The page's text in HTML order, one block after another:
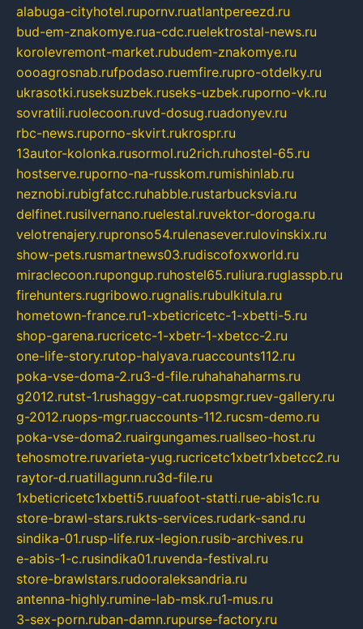
alabuga-cityhotel.rupornv.ruatlantpereezd.ru
bud-em-znakomye.rua-cdc.ruelektrostal-news.ru
korolevremont-market.rubudem-znakomye.ru
oooagrosnab.rufpodaso.ruemfire.rupro-otdelky.ru
ukrasotki.ruseksuzbek.ruseks-uzbek.ruporno-vk.ru
sovratili.ruolecoon.ruvd-dosug.ruadonyev.ru
rbc-news.ruporno-skvirt.rukrospr.ru
13autor-kolonka.rusormol.ru2rich.ruhostel-65.ru
hostserve.ruporno-na-russkom.rumishinlab.ru
neznobi.rubigfatcc.ruhabble.rustarbucksvia.ru
delfinet.rusilvernano.ruelestal.ruvektor-doroga.ru
velotrenajery.rupronso54.rulenasever.rulovinskix.ru
show-pets.rusmartnews03.rudiscofoxworld.ru
miraclecoon.rupongup.ruhostel65.ruliura.ruglasspb.ru
firehunters.rugribowo.rugnalis.rubulkitula.ru
hometown-france.ru1-xbeticricetc-1-xbetti-5.ru
shop-garena.rucricetc-1-xbetr-1-xbetcc-2.ru
one-life-story.rutop-halyava.ruaccounts112.ru
poka-vse-doma-2.ru3-d-file.ruhahahaharms.ru
g2012.rutst-1.rushaggy-cat.ruopsmgr.ruev-gallery.ru
g-2012.ruops-mgr.ruaccounts-112.rucsm-demo.ru
poka-vse-doma2.ruairgungames.ruallseo-host.ru
tehosmotre.ruvarieta-yug.rucricetc1xbetr1xbetcc2.ru
raytor-d.ruatillagunn.ru3d-file.ru
1xbeticricetc1xbetti5.ruuafoot-statti.rue-abis1c.ru
store-brawl-stars.rukts-services.rudark-sand.ru
sindika-01.rusp-life.rux-legion.rusib-archives.ru
e-abis-1-c.rusindika01.ruvenda-festival.ru
store-brawlstars.rudooraleksandria.ru
antenna-highly.rumine-lab-msk.ru1-mus.ru
3-sex-porn.ruban-damn.rupurse-factory.ru